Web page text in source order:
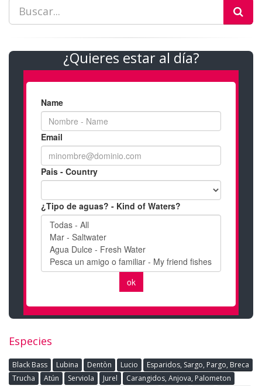
¿Quieres estar al día?
Especies
Black Bass Lubina Dentòn Lucio
Esparidos, Sargo, Pargo, Breca
Trucha
Atún Serviola Jurel
Carangidos, Anjova, Palometon